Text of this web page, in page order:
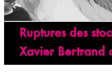
Ruptures des
Xavier Bertrand